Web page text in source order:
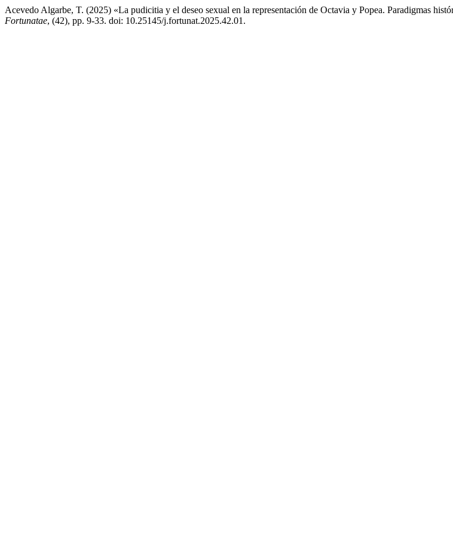
Acevedo Algarbe, T. (2025) «La pudicitia y el deseo sexual en la representación de Octavia y Popea. Paradigmas
Fortunatae, (42), pp. 9-33. doi: 10.25145/j.fortunat.2025.42.01.